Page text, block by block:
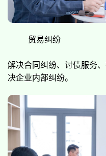
贸易纠纷
解决合同纠纷、讨债服务
决企业内部纠纷。